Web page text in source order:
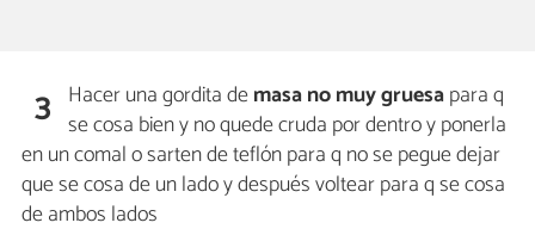
3 Hacer una gordita demasa no muy gruesapara q
se cosa bien y no quede cruda por dentro y ponerla
en un comal o sarten de teflón para q no se pegue dejar
que se cosa de un lado y después voltear para q se cosa
de ambos lados